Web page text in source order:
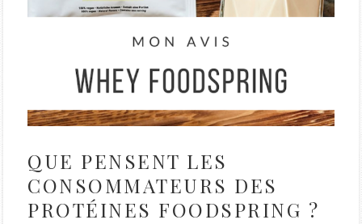
QUE PENSENT LES
CONSOMMATEURS DES
PROTÉINES FOODSPRING ?